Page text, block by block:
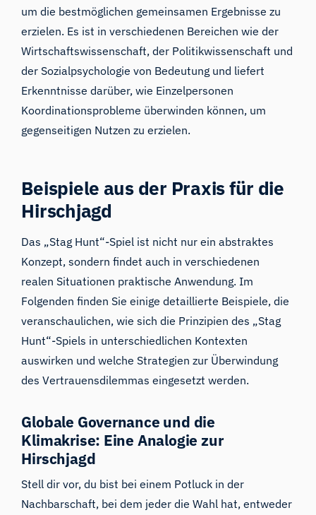
um die bestmöglichen gemeinsamen Ergebnisse zu
erzielen. Es ist in verschiedenen Bereichen wie der
Wirtschaftswissenschaft, der Politikwissenschaft und
der Sozialpsychologie von Bedeutung und liefert
Erkenntnisse darüber, wie Einzelpersonen
Koordinationsprobleme überwinden können, um
gegenseitigen Nutzen zu erzielen.
Beispiele aus der Praxis für die
Hirschjagd
Das „Stag Hunt“-Spiel ist nicht nur ein abstraktes
Konzept, sondern findet auch in verschiedenen
realen Situationen praktische Anwendung. Im
Folgenden finden Sie einige detaillierte Beispiele, die
veranschaulichen, wie sich die Prinzipien des „Stag
Hunt“-Spiels in unterschiedlichen Kontexten
auswirken und welche Strategien zur Überwindung
des Vertrauensdilemmas eingesetzt werden.
Globale Governance und die
Klimakrise: Eine Analogie zur
Hirschjagd
Stell dir vor, du bist bei einem Potluck in der
Nachbarschaft, bei dem jeder die Wahl hat, entweder